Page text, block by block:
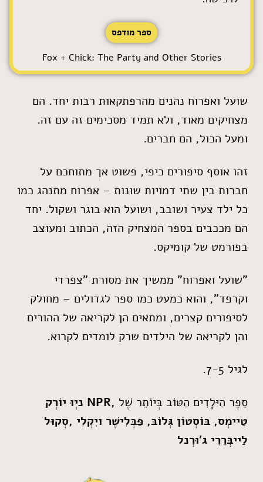
ספר מודפס
Fox + Chick: The Party and Other Stories
שועל ואפרוח נהנים מהרפתקאות רבות יחד. הם
מצחיקים מאוד, ולא תמיד מסכימים זה עם זה.
ומעל הכול, הם חברים.
זהו אוסף סיפורים כיפי, פשוט אך מתוחכם על
חברות בין שתי דמויות שונות – אפרוח מתנהג כמו
כל ילד צעיר ושובב, ושועל הוא בוגר ושקול. יחד
הם מככבים בספר המצחיק הזה, הכתוב ומעוצב
בפורמט של קומיקס.
"שועל ואפרוח" ממשיך את מסורת "צפרדי
וקרפד", והוא כמעט כמו ספר לגדולים – מחולק
לסיפורים קצרים, ומתאים הן לקריאה של ההורים
והן לקריאה של הילדים שרק לומדים לקרוא.
לגיל 7-5.
סֵפֶר הַיּלְָדִים הַטּוֹב בְּיוֹתֵר שֶׁל ,NPR
ניְוּ יוֹרְק
טַיימְס, בּוֹסְטוֹן גְּלוֹבּ, פַּבְּלִישֶׁר ויִקְלִי ,סְקוּל
לַייבְּרֵרִי ג'וּרְנל